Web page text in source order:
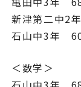
新津第二中
石山中3年
＜数学＞